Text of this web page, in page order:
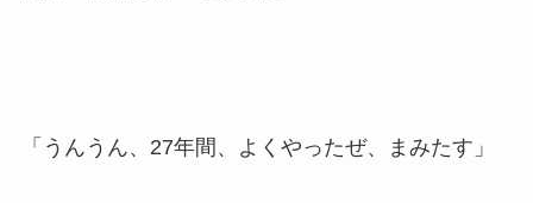
「うんうん、27年間、よくやったぜ、まみたす」